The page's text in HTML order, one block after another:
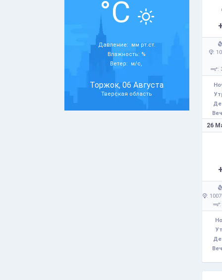
°C
Давление: мм рт.ст.
Влажность: %
Ветер: м/с,
Торжок, 06 Августа
Тверская область
:
:
26
: